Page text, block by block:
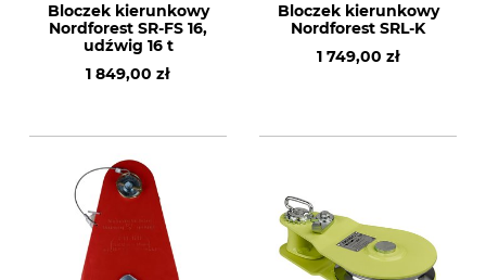
Bloczek kierunkowy
Nordforest SR-FS 16,
udźwig 16 t
1 849,00 zł
Bloczek kierunkowy
Nordforest SRL-K
1 749,00 zł